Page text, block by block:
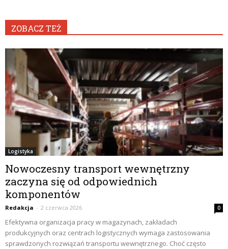
ZOBACZ TEŻ
Logistyka
Nowoczesny transport wewnętrzny
zaczyna się od odpowiednich
komponentów
Redakcja - 2 czerwca 2026 0
Efektywna organizacja pracy w magazynach, zakładach
produkcyjnych oraz centrach logistycznych wymaga zastosowania
sprawdzonych rozwiązań transportu wewnętrznego. Choć często